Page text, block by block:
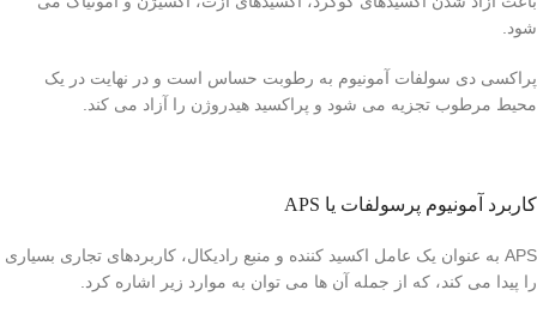
شود.
پراکسی دی سولفات آمونیوم به رطوبت حساس است و در نهایت در یک
محیط مرطوب تجزیه می شود و پراکسید هیدروژن را آزاد می کند.
کاربرد آمونیوم پرسولفات یا APS
APS به عنوان یک عامل اکسید کننده و منبع رادیکال، کاربردهای تجاری بسیاری
را پیدا می کند، که از جمله آن ها می توان به موارد زیر اشاره کرد.